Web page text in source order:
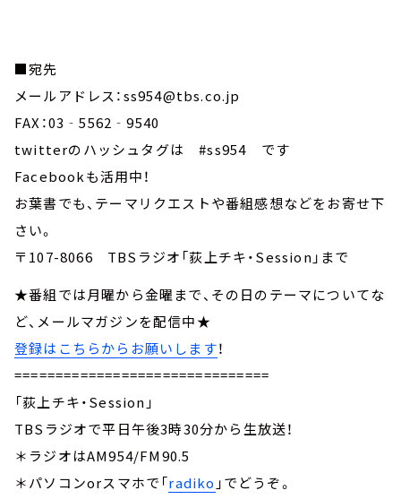
■宛先
メールアドレス：ss954@tbs.co.jp
FAX：03‐5562‐9540
twitterのハッシュタグは #ss954 です
Facebookも活用中！
お葉書でも、テーマリクエストや番組感想などをお寄せ下
さい。
〒107-8066 TBSラジオ「荻上チキ・Session」まで
★番組では月曜から金曜まで、その日のテーマについてな
ど、メールマガジンを配信中★
登録はこちらからお願いします！
===============================
「荻上チキ・Session」
TBSラジオで平日午後3時30分から生放送！
＊ラジオはAM954/FM90.5
＊パソコンorスマホで「radiko 」でどうぞ。